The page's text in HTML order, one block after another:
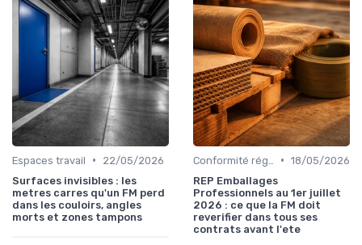
Espaces travail •
22/05/2026
Surfaces invisibles : les
metres carres qu'un FM perd
dans les couloirs, angles
morts et zones tampons
• 18/05/2026
REP Emballages
Professionnels au 1er juillet
2026 : ce que la FM doit
reverifier dans tous ses
contrats avant l'ete